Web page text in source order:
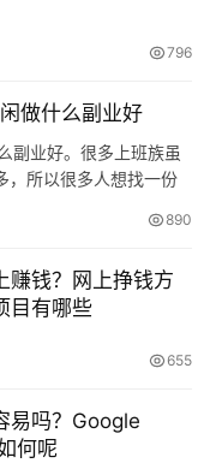
796
做什么副业好
副业好。很多上班族虽
，所以很多人想找一份
890
赚钱？网上挣钱方
目有哪些
655
易吗？Google
何呢